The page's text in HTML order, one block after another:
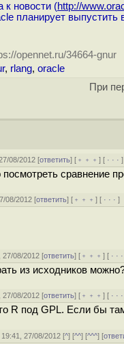
к новости (http://
планирует
opennet.ru/34664-gnur
, rlang, oracle
При
08/2012 [ответить] [ ﹢﹢﹢] [ · · ·]
сравнение
08/2012 [ответить] [ ﹢﹢﹢] [ · · ·]
27/08/2012 [ответить] [ ﹢﹢﹢] [ · ·
из исходников
27/08/2012 [ответить] [ ﹢﹢﹢] [ · ·
R под GPL. Если бы
19:41, 27/08/2012 [^] [^^] [^^^] [